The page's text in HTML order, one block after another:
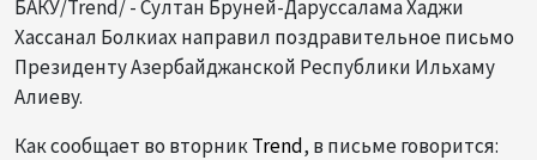
БАКУ/Trend/ - Султан Бруней-Даруссалама Хаджи
Хассанал Болкиах направил поздравительное письмо
Президенту Азербайджанской Республики Ильхаму
Алиеву.
Как сообщает во вторникTrend, в письме говорится: